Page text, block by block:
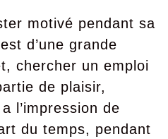
motivé pendant sa
d’une grande
chercher un emploi
de plaisir,
l’impression de
du temps, pendant